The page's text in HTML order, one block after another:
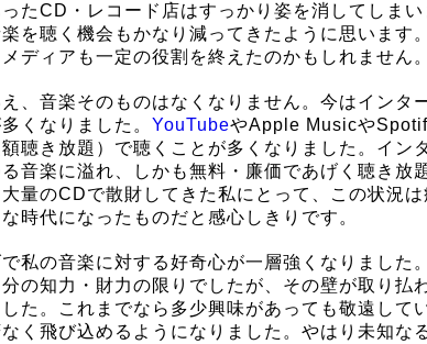
たCD・レコード店はすっかり姿を消してしま
を聴く機会もかなり減ってきたように思います
ディアも一定の役割を終えたのかもしれません。
、音楽そのものはなくなりません。今はインタ
くなりました。 YouTubeやApple Musicや
額聴き放題）で聴くことが多くなりました。イン
音楽に溢れ、しかも無料・廉価であげく聴き放
量のCDで散財してきた私にとって、この状況
時代になったものだと感心しきりです。
私の音楽に対する好奇心が一層強くなりました
分の知力・財力の限りでしたが、その壁が取り払
た。これまでなら多少興味があっても敬遠して
く飛び込めるようになりました。やはり未知な